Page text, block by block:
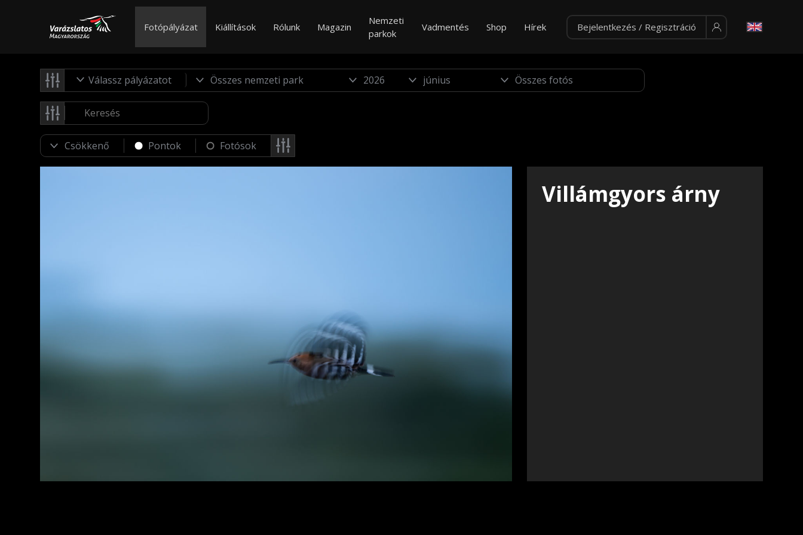
Fotópályázat Kiállítások Rólunk Magazin
Nemzeti
parkok
Vadmentés Shop Hírek Bejelentkezés / Regisztráció
Válassz pályázatot
Pontok Fotósok
Villámgyors árny